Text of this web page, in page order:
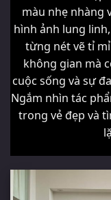
màu nhẹ nhàng
hình ảnh lung
từng nét vẽ tỉ
không gian mà
cuộc sống và sự
Ngắm nhìn tác
trong vẻ đẹp và